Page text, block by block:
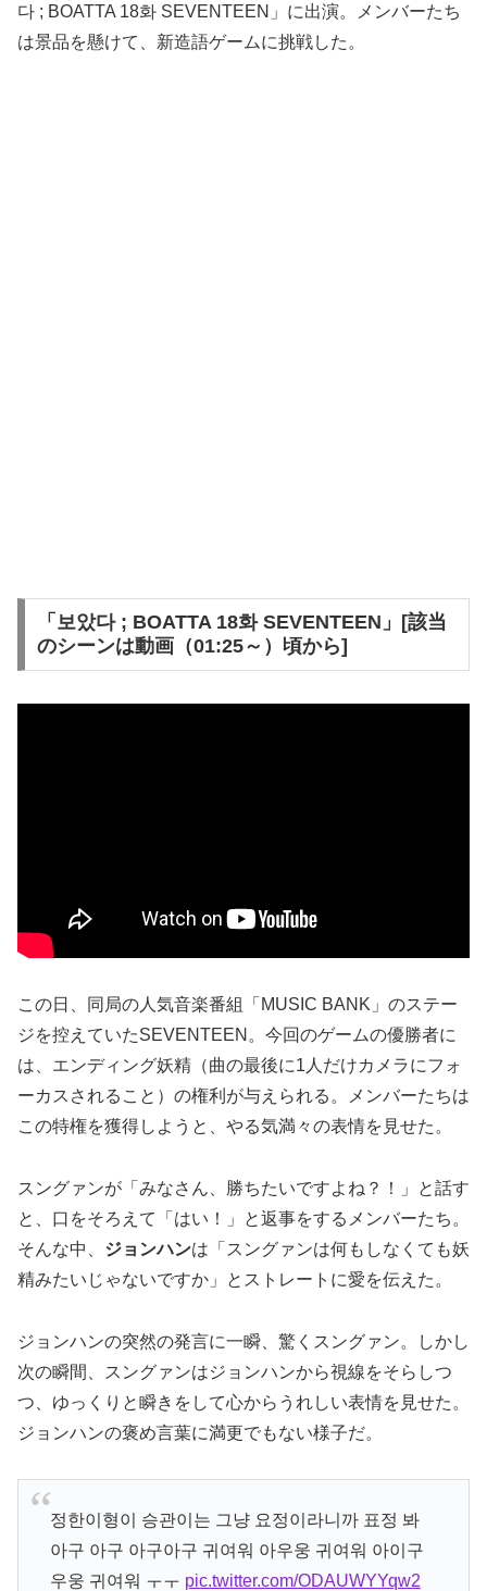
다 ; BOATTA 18화 SEVENTEEN」に出演。メンバーたち
は景品を懸けて、新造語ゲームに挑戦した。
「보았다 ; BOATTA 18화 SEVENTEEN」[該当
のシーンは動画（01:25～）頃から]
この日、同局の人気音楽番組「MUSIC BANK」のステー
ジを控えていたSEVENTEEN。今回のゲームの優勝者に
は、エンディング妖精（曲の最後に1人だけカメラにフォ
ーカスされること）の権利が与えられる。メンバーたちは
この特権を獲得しようと、やる気満々の表情を見せた。
スングァンが「みなさん、勝ちたいですよね？！」と話す
と、口をそろえて「はい！」と返事をするメンバーたち。
そんな中、 ジョンハンは「スングァンは何もしなくても妖
精みたいじゃないですか」とストレートに愛を伝えた。
ジョンハンの突然の発言に一瞬、驚くスングァン。しかし
次の瞬間、スングァンはジョンハンから視線をそらしつ
つ、ゆっくりと瞬きをして心からうれしい表情を見せた。
ジョンハンの褒め言葉に満更でもない様子だ。
정한이형이 승관이는 그냥 요정이라니까 표정 봐
아구 아구 아구아구 귀여워 아우웅 귀여워 아이구
우웅 귀여워 ㅜㅜ pic.twitter.com/ODAUWYYqw2